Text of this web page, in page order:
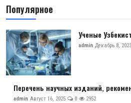
Популярное
Ученые
admin Декабрь 8, 2023
Перечень научных изданий,
admin Август 16, 2025 0 2952